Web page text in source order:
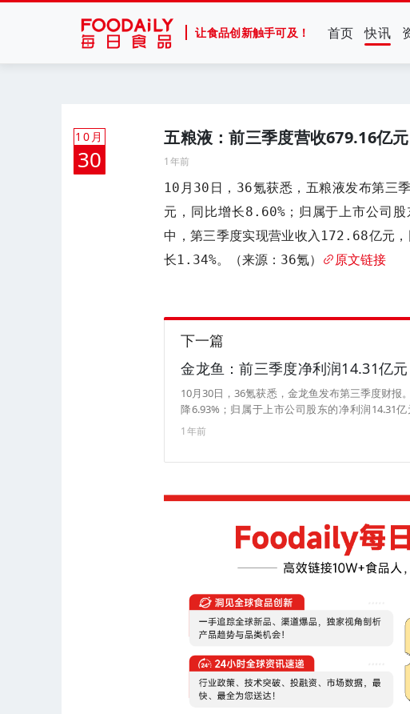
让食品创新触手可及！ 首页 快讯
10月
30
五粮液：前三季度营收679.16亿
1年前
10月30日，36氪获悉，五粮液发布第三
元，同比增长8.60%；归属于上市公司
中，第三季度实现营业收入172.68亿元
长1.34%。（来源：36氪）
原文链接
下一篇
金龙鱼：前三季度净利润14.31亿
10月30日，36氪获悉，金龙鱼发布第三季度财报
降6.93%；归属于上市公司股东的净利润14.31
元，同比下降5.49%；归属于上市公司股东的净利
1年前